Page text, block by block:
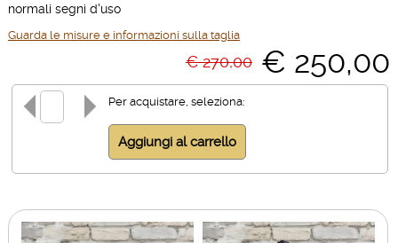
normali segni d'uso
Guarda le misure e informazioni sulla taglia
€ 270,00 € 250,00
Per acquistare, seleziona: